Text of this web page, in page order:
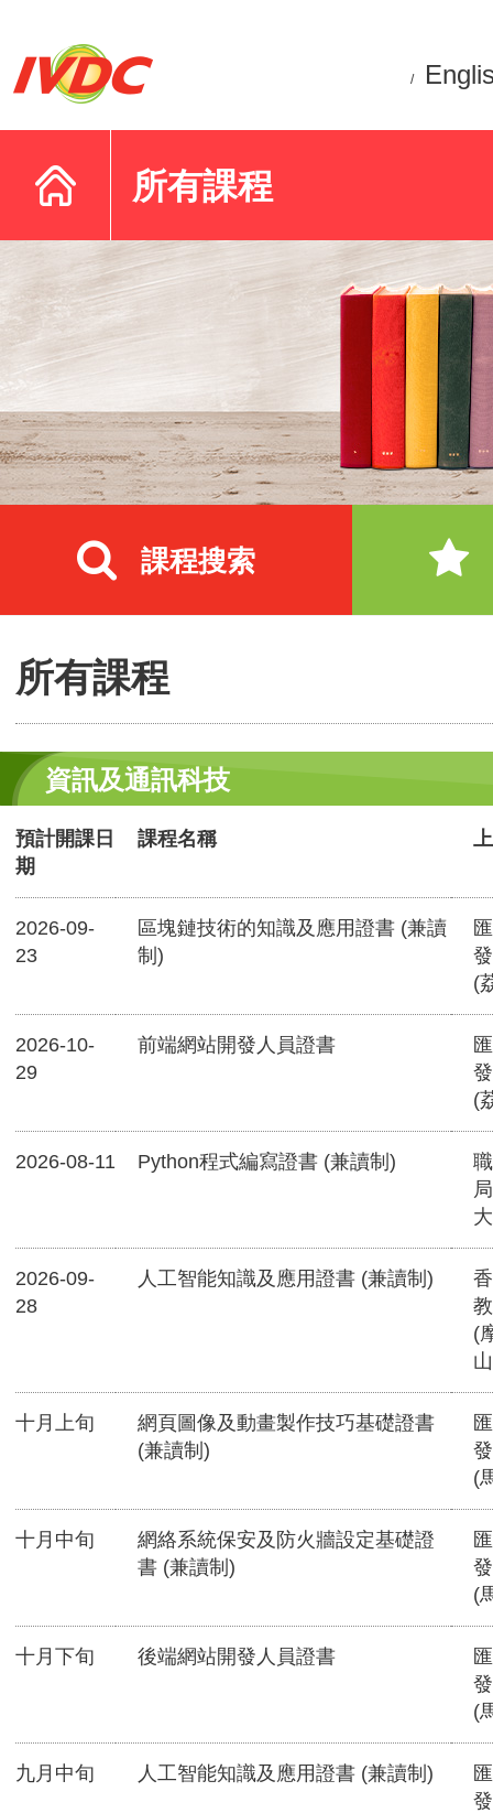
/
所有課程
課程搜索
所有課程
資訊及通訊科技
預計開課日
期
課程名稱
2026-09-
23
區塊鏈技術的知識及應用證書 (兼讀
制)
(
2026-10-
29
前端網站開發人員證書
(
2026-08-11 Python程式編寫證書 (兼讀制)
2026-09-
28
人工智能知識及應用證書 (兼讀制)
(
十月上旬
網頁圖像及動畫製作技巧基礎證書
(兼讀制)
(
十月中旬
網絡系統保安及防火牆設定基礎證
書 (兼讀制)
(
十月下旬 後端網站開發人員證書
(
九月中旬 人工智能知識及應用證書 (兼讀制)